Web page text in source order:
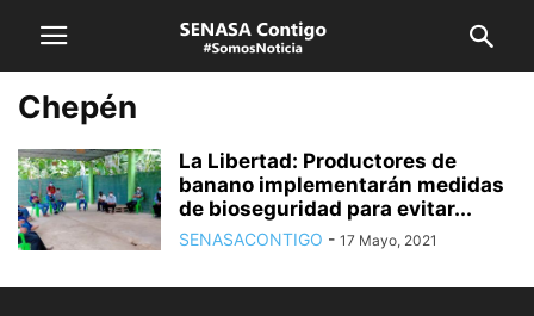
Chepén
La Libertad: Productores de
banano implementarán medidas
de bioseguridad para evitar...
SENASACONTIGO - 17 Mayo, 2021